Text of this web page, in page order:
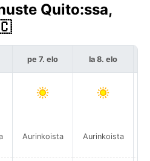
Quito:ssa,
pe 7. elo
Aurinkoista
la 8. elo
Aurinkoista